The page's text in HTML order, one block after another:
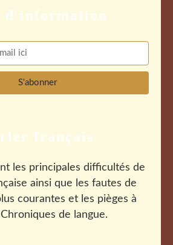
français
les principales difficultés de
ainsi que les fautes de
courantes et les pièges à
de langue.